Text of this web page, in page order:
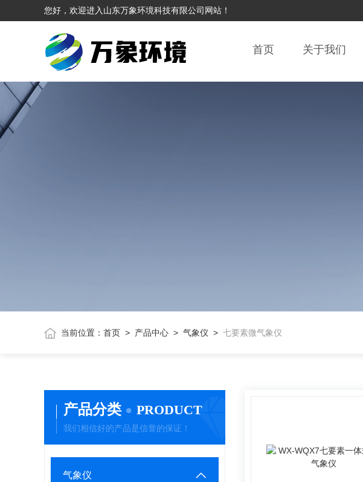
您好，欢迎进入山东万象环境科技有限公司网站！
首页 关于我们
当前位置： 首页> 产品中心> 气象仪 > 七要素微气象仪
产品分类 PRODUCT
我们相信好的产品是信誉的保证！
气象仪